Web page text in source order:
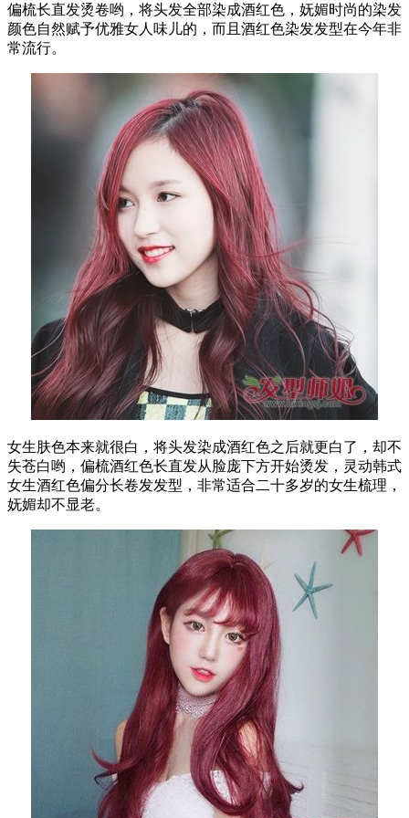
偏梳长直发烫卷哟，将头发全部染成酒红色，妩媚时尚的染发
颜色自然赋予优雅女人味儿的，而且酒红色染发发型在今年非
常流行。
女生肤色本来就很白，将头发染成酒红色之后就更白了，却不
失苍白哟，偏梳酒红色长直发从脸庞下方开始烫发，灵动韩式
女生酒红色偏分长卷发发型，非常适合二十多岁的女生梳理，
妩媚却不显老。